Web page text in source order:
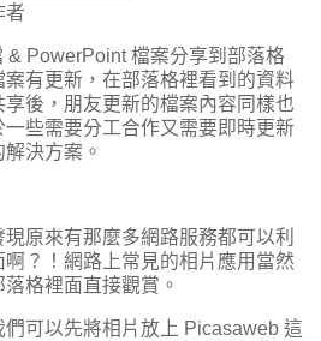
者
& PowerPoint 檔案分享到部落格
有更新，在部落格裡看到的資料
後，朋友更新的檔案內容同樣也
些需要分工合作又需要即時更新
決方案。
原來有那麼多網路服務都可以利
？！網路上常見的相片應用當然
格裡面直接觀賞。
可以先將相片放上 Picasaweb 這